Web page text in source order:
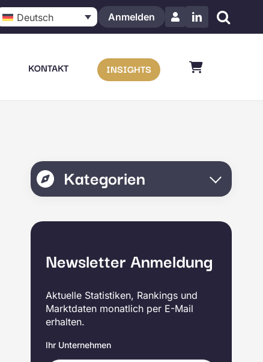
Deutsch Anmelden LinkedIn
KONTAKT INSIGHTS
Kategorien
Newsletter Anmeldung
Aktuelle Statistiken, Rankings und
Marktdaten monatlich per E-Mail
erhalten.
Ihr Unternehmen